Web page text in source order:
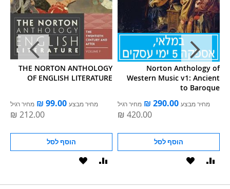
THE NORTON ANTHOLOGY
OF ENGLISH LITERATURE
מחיר מבצע מחיר רגיל
הוסף לסל
הוסף
Norton Anthology of
Western Music v1: Ancient
to Baroque
מחיר מבצע מחיר רגיל
הוסף לסל
הוסף